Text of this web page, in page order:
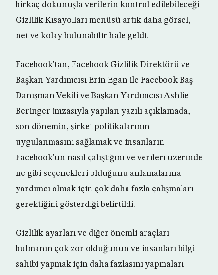
birkaç dokunuşla verilerin kontrol edilebileceği
Gizlilik Kısayolları menüsü artık daha görsel,
net ve kolay bulunabilir hale geldi.
Facebook’tan, Facebook Gizlilik Direktörü ve
Başkan Yardımcısı Erin Egan ile Facebook Baş
Danışman Vekili ve Başkan Yardımcısı Ashlie
Beringer imzasıyla yapılan yazılı açıklamada,
son dönemin, şirket politikalarının
uygulanmasını sağlamak ve insanların
Facebook’un nasıl çalıştığını ve verileri üzerinde
ne gibi seçenekleri olduğunu anlamalarına
yardımcı olmak için çok daha fazla çalışmaları
gerektiğini gösterdiği belirtildi.
Gizlilik ayarları ve diğer önemli araçları
bulmanın çok zor olduğunun ve insanları bilgi
sahibi yapmak için daha fazlasını yapmaları